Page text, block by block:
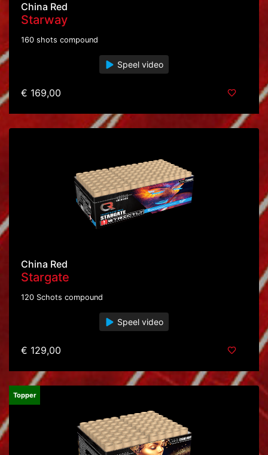
China Red
Starway
160 shots compound
Speel video
€ 169,00
China Red
Stargate
120 Schots compound
Speel video
€ 129,00
Topper